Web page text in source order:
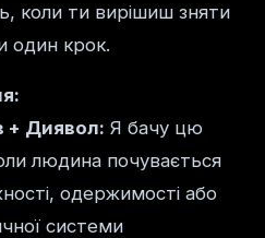
коли ти вирішиш зняти
один крок.
+ Диявол: Я бачу цю
людина почувається
одержимості або
системи